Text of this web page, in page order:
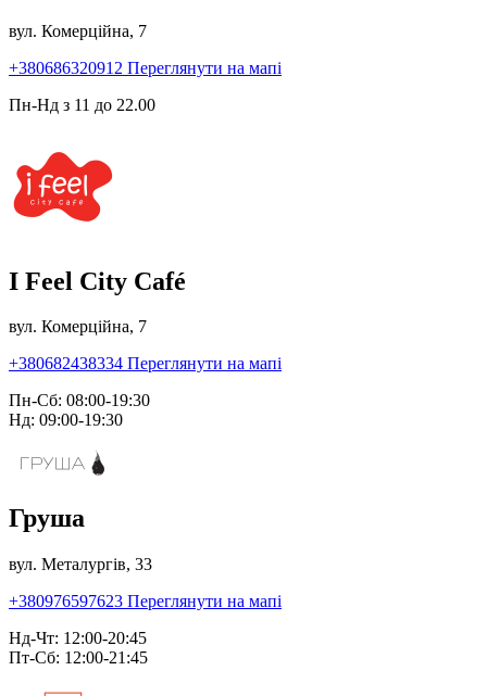
вул. Комерційна, 7
+380686320912 Переглянути на мапі
Пн-Нд з 11 до 22.00
I Feel City Café
вул. Комерційна, 7
+380682438334 Переглянути на мапі
Пн-Сб: 08:00-19:30
Нд: 09:00-19:30
Груша
вул. Металургів, 33
+380976597623 Переглянути на мапі
Нд-Чт: 12:00-20:45
Пт-Сб: 12:00-21:45